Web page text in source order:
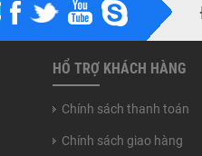
HỔ TRỢ KHÁCH HÀNG
Chính sách thanh toán
Chính sách giao hàng